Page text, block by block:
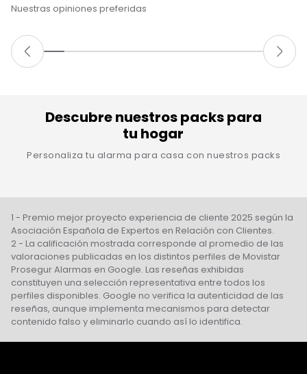
Nuestras opiniones preferidas
Descubre nuestros packs para
tu hogar
Personaliza tu alarma para casa con nuestros packs
1 - Premio mejor proyecto experiencia de cliente 2025 según la
Asociación Española de Expertos en Relación con Clientes.
2 - La calificación mostrada corresponde al promedio de las
valoraciones publicadas en los distintos perfiles de Movistar
Prosegur Alarmas en Google. Las reseñas exhibidas
constituyen una selección representativa entre todos los
perfiles disponibles. Google no verifica la autenticidad de las
reseñas, aunque implementa mecanismos para detectar
contenido falso y eliminarlo cuando así lo identifica.